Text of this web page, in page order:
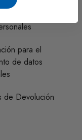
para el
de datos
de Devolución